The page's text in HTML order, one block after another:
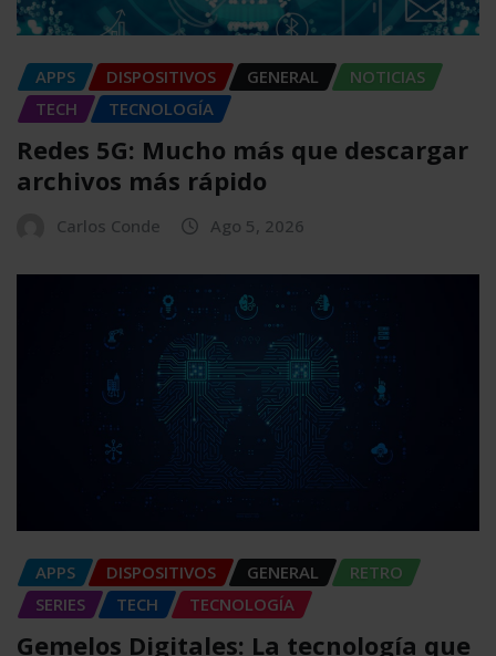
APPS DISPOSITIVOS GENERAL
NOTICIAS
TECH
TECNOLOGÍA
Redes 5G: Mucho más que descargar
archivos más rápido
Carlos Conde Ago 5, 2026
APPS DISPOSITIVOS GENERAL
RETRO
SERIES
TECH TECNOLOGÍA
Gemelos Digitales: La tecnología que